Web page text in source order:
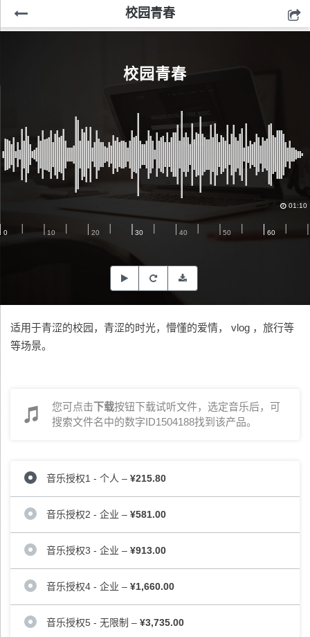
校园青春
校园青春
01:10
适用于青涩的校园，青涩的时光，懵懂的爱情， vlog ，旅行等
等场景。
您可点击下载按钮下载试听文件，选定音乐后，可
搜索文件名中的数字ID1504188找到该产品。
音乐授权1 - 个人 – ¥215.80
音乐授权2 - 企业 – ¥581.00
音乐授权3 - 企业 – ¥913.00
音乐授权4 - 企业 – ¥1,660.00
音乐授权5 - 无限制 – ¥3,735.00